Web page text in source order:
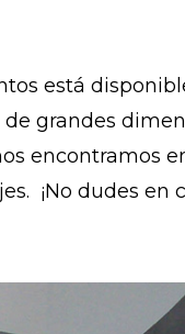
está
grandes
encontramos
¡No dudes en